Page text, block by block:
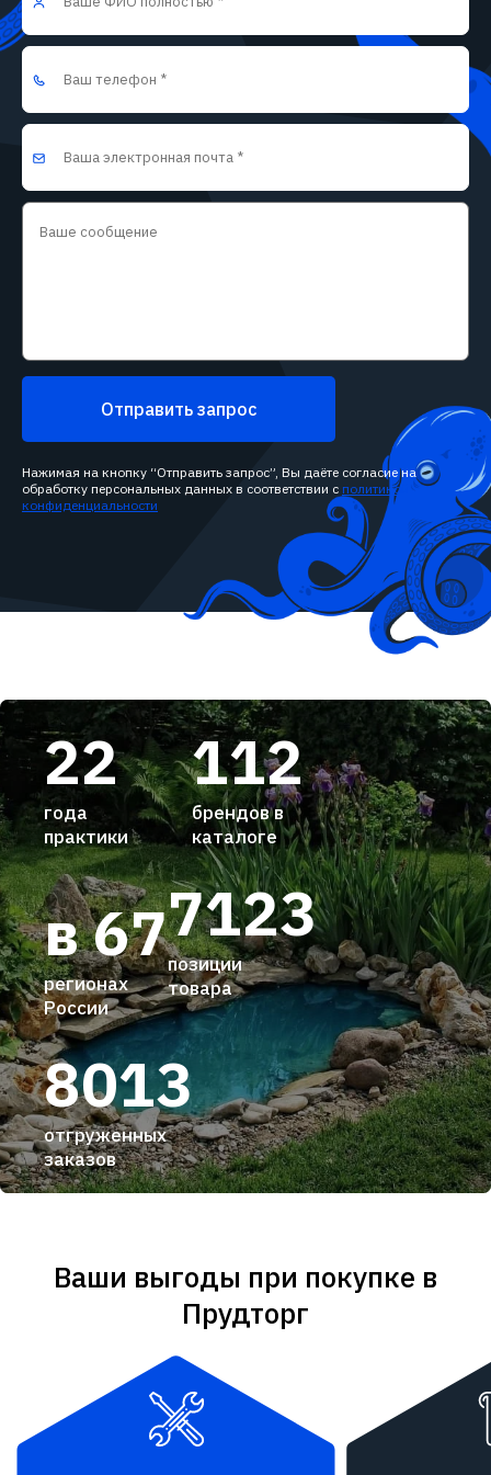
Отправить запрос
Нажимая на кнопку “Отправить запрос”, Вы даёте согласие на
обработку персональных данных в соответствии с политикой
конфиденциальности
22
года
практики
112
брендов в
каталоге
7123
позиции
товара
8013
отгруженных
заказов
в 67
регионах
России
Ваши выгоды при покупке в
Прудторг